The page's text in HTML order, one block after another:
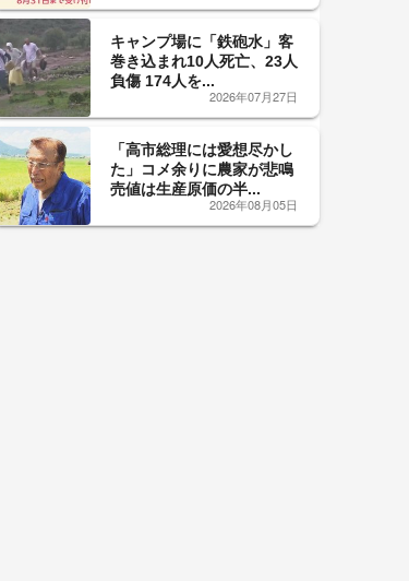
キャンプ場に「鉄砲水」客
巻き込まれ10人死亡、23人
負傷 174人を...
2026年07月27日
「高市総理には愛想尽かし
た」コメ余りに農家が悲鳴
売値は生産原価の半...
2026年08月05日